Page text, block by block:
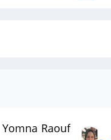
Yomna Raouf